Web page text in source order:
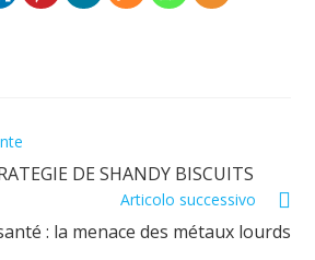
DE SHANDY BISCUITS
Articolo successivo
: la menace des métaux lourds